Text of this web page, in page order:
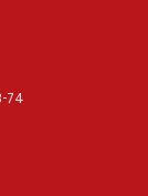
74